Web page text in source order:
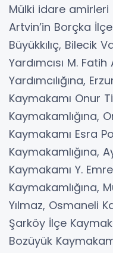
Mülki idare
Artvin’in Borçka
Büyükkılıç, Bilecik
Yardımcısı M.
Yardımcılığına,
Kaymakamı Onur
Kaymakamlığına,
Kaymakamı Esra
Kaymakamlığına,
Kaymakamı Y.
Kaymakamlığına,
Yılmaz, Osmaneli
Şarköy İlçe
Bozüyük